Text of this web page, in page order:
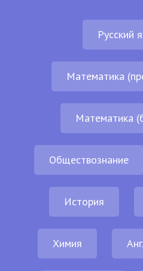
Русский
Математика
Математика
Обществознание
История
Химия